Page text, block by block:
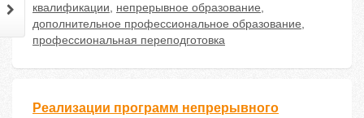
квалификации, непрерывное образование,
дополнительное профессиональное образование,
профессиональная переподготовка
Реализации программ непрерывного